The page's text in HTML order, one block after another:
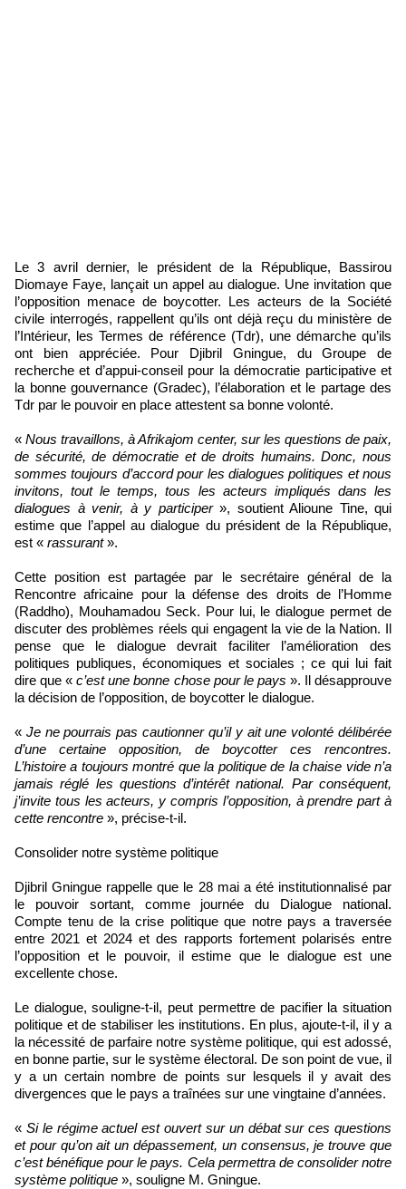
Le 3 avril dernier, le président de la République, Bassirou
Diomaye Faye, lançait un appel au dialogue. Une invitation que
l’opposition menace de boycotter. Les acteurs de la Société
civile interrogés, rappellent qu’ils ont déjà reçu du ministère de
l’Intérieur, les Termes de référence (Tdr), une démarche qu’ils
ont bien appréciée. Pour Djibril Gningue, du Groupe de
recherche et d’appui-conseil pour la démocratie participative et
la bonne gouvernance (Gradec), l’élaboration et le partage des
Tdr par le pouvoir en place attestent sa bonne volonté.
« Nous travaillons, à Afrikajom center, sur les questions de paix,
de sécurité, de démocratie et de droits humains. Donc, nous
sommes toujours d’accord pour les dialogues politiques et nous
invitons, tout le temps, tous les acteurs impliqués dans les
dialogues à venir, à y participer», soutient Alioune Tine, qui
estime que l’appel au dialogue du président de la République,
est « rassurant».
Cette position est partagée par le secrétaire général de la
Rencontre africaine pour la défense des droits de l’Homme
(Raddho), Mouhamadou Seck. Pour lui, le dialogue permet de
discuter des problèmes réels qui engagent la vie de la Nation. Il
pense que le dialogue devrait faciliter l’amélioration des
politiques publiques, économiques et sociales ; ce qui lui fait
dire que «c’est une bonne chose pour le pays ». Il désapprouve
la décision de l’opposition, de boycotter le dialogue.
« Je ne pourrais pas cautionner qu’il y ait une volonté délibérée
d’une certaine opposition, de boycotter ces rencontres.
L’histoire a toujours montré que la politique de la chaise vide n’a
jamais réglé les questions d’intérêt national. Par conséquent,
j’invite tous les acteurs, y compris l’opposition, à prendre part à
cette rencontre », précise-t-il.
Consolider notre système politique
Djibril Gningue rappelle que le 28 mai a été institutionnalisé par
le pouvoir sortant, comme journée du Dialogue national.
Compte tenu de la crise politique que notre pays a traversée
entre 2021 et 2024 et des rapports fortement polarisés entre
l’opposition et le pouvoir, il estime que le dialogue est une
excellente chose.
Le dialogue, souligne-t-il, peut permettre de pacifier la situation
politique et de stabiliser les institutions. En plus, ajoute-t-il, il y a
la nécessité de parfaire notre système politique, qui est adossé,
en bonne partie, sur le système électoral. De son point de vue, il
y a un certain nombre de points sur lesquels il y avait des
divergences que le pays a traînées sur une vingtaine d’années.
« Si le régime actuel est ouvert sur un débat sur ces questions
et pour qu’on ait un dépassement, un consensus, je trouve que
c’est bénéfique pour le pays. Cela permettra de consolider notre
système politique », souligne M. Gningue.